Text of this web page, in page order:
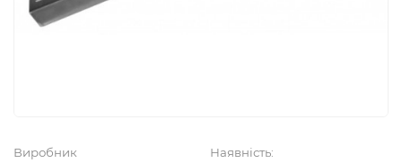
Виробник Наявність: